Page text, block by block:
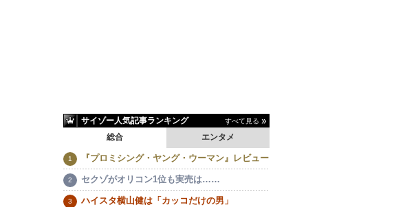
サイゾー人気記事ランキング すべて見る
エンタメ
総合
『プロミシング・ヤング・ウーマン』レビュー
セクゾがオリコン1位も実売は……
ハイスタ横山健は「カッコだけの男」